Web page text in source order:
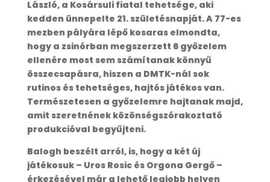
László, a Kosársuli fiatal tehetsége, aki
kedden ünnepelte 21. születésnapját. A 77-es
mezben pályára lépő kosaras elmondta,
hogy a zsinórban megszerzett 6 győzelem
ellenére most sem számítanak könnyű
összecsapásra, hiszen a DMTK-nál sok
rutinos és tehetséges, hajtós játékos van.
Természetesen a győzelemre hajtanak majd,
amit szeretnének közönségszórakoztató
produkcióval begyűjteni.
Balogh beszélt arról, is, hogy a két új
játékosuk – Uros Rosic és Orgona Gergő –
érkezésével már a lehető legjobb helyen